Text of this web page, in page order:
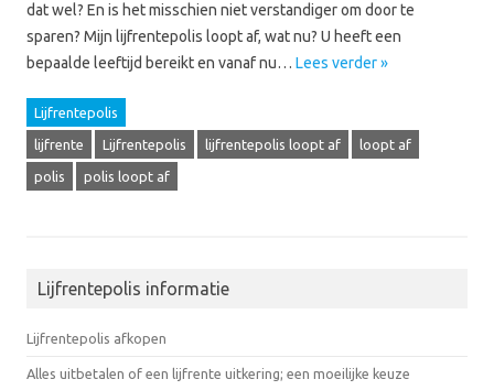
dat wel? En is het misschien niet verstandiger om door te
sparen? Mijn lijfrentepolis loopt af, wat nu? U heeft een
bepaalde leeftijd bereikt en vanaf nu… Lees verder »
Lijfrentepolis
lijfrente Lijfrentepolis lijfrentepolis loopt af loopt af
polis polis loopt af
Lijfrentepolis informatie
Lijfrentepolis afkopen
Alles uitbetalen of een lijfrente uitkering; een moeilijke keuze